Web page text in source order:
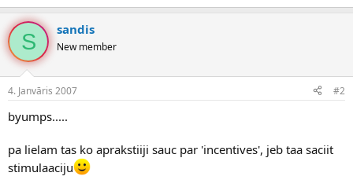
S sandis
New member
4. Janvāris 2007 #2
byumps.....
pa lielam tas ko aprakstiiji sauc par 'incentives', jeb taa saciit
stimulaaciju